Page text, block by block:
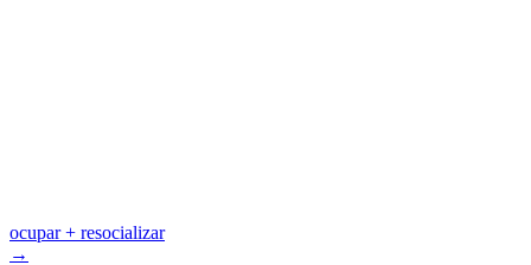
ocupar+ resocializar
→